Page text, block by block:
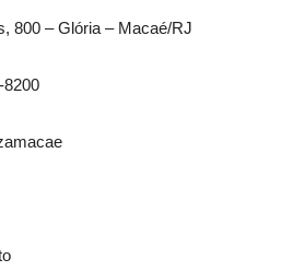
800 – Glória – Macaé/RJ
8200